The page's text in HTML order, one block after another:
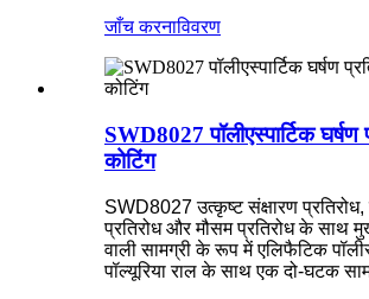
जाँच करनाविवरण
SWD8027 पॉलीएस्पार्टिक घर्षण
कोटिंग
SWD8027 उत्कृष्ट संक्षारण प्रतिरोध,
प्रतिरोध और मौसम प्रतिरोध के साथ
वाली सामग्री के रूप में एलिफैटिक
पॉल्यूरिया राल के साथ एक दो-घटक